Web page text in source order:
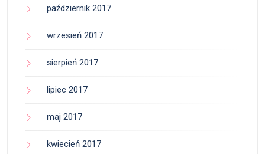
październik 2017
wrzesień 2017
sierpień 2017
lipiec 2017
maj 2017
kwiecień 2017